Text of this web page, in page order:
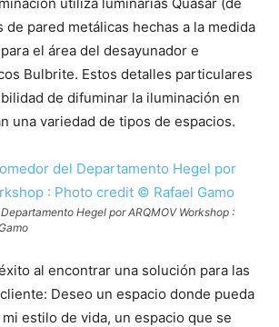
de pared metálicas hechas a la medida
el área del desayunador e
Bulbrite. Estos detalles particulares
de difuminar la iluminación en
una variedad de tipos de espacios.
Hegel por ARQMOV Workshop :
al encontrar una solución para las
Deseo un espacio donde pueda
estilo de vida, un espacio que se